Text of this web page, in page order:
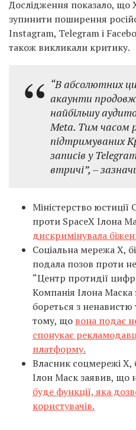
Дослідження показало, що
зупинити поширення
Instagram, Telegram і
також викликали критику.
“В абсолютних
акаунти
найбільшу
Meta. Тим часом
підтримуваних
записів у
втричі”, –
Міністерство
проти SpaceX Ілона
дискримінувала
Соціальна мережа X,
подала позов проти
“Центр протидії
Компанія Ілона Маска
бореться з
тому, що вона подає
спонукає
платформу.
Власник соцмережі
Ілон Маск заявив, що
буде функції, яка
користувачів.